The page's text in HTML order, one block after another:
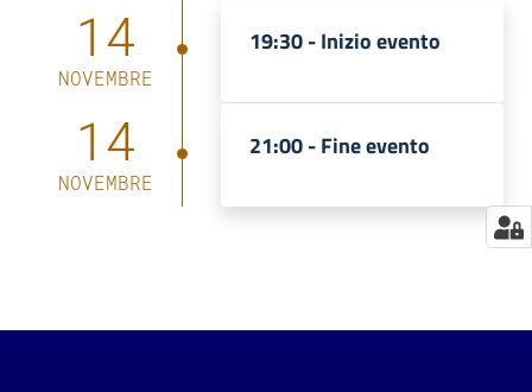
bibliotecario
Avvisi
14
NOVEMBRE
19:30 -Inizio evento
14
NOVEMBRE
21:00 -Fine evento